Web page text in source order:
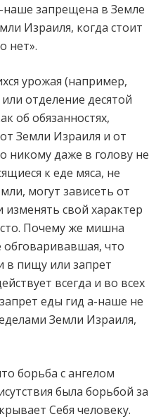
запрещена в Земле
Израиля, когда стоит
нет».
урожая (например,
отделение десятой
об обязанностях,
Земли Израиля и от
никому даже в голову не
к еде мяса, не
могут зависеть от
изменять свой характер
Почему же мишна
обговаривавшая, что
в пищу или запрет
всегда и во всех
еды гид а-наше не
Земли Израиля,
борьба с ангелом
была борьбой за
Себя человеку.